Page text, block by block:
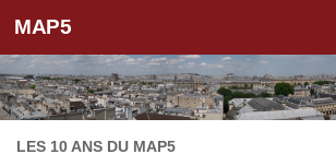
Skip to content
MAP5
LES 10 ANS DU MAP5